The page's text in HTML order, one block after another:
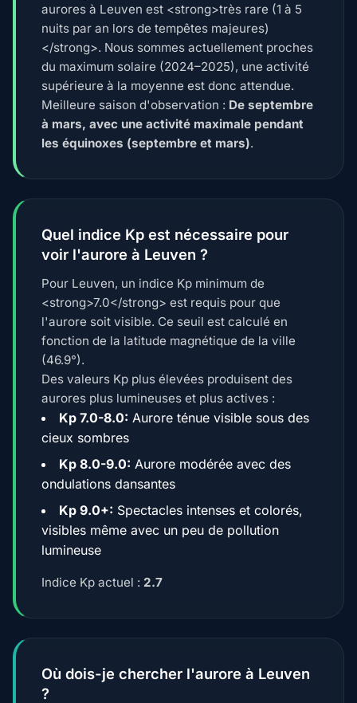
aurores à Leuven est <strong>très rare (1 à 5
nuits par an lors de tempêtes majeures)
</strong>. Nous sommes actuellement proches
du maximum solaire (2024–2025), une activité
supérieure à la moyenne est donc attendue.
Meilleure saison d'observation : De septembre
à mars, avec une activité maximale pendant
les équinoxes (septembre et mars).
Quel indice Kp est nécessaire pour
voir l'aurore à Leuven ?
Pour Leuven, un indice Kp minimum de
<strong>7.0</strong> est requis pour que
l'aurore soit visible. Ce seuil est calculé en
fonction de la latitude magnétique de la ville
(46.9°).
Des valeurs Kp plus élevées produisent des
aurores plus lumineuses et plus actives :
Kp 7.0-8.0: Aurore ténue visible sous des
cieux sombres
Kp 8.0-9.0: Aurore modérée avec des
ondulations dansantes
Kp 9.0+: Spectacles intenses et colorés,
visibles même avec un peu de pollution
lumineuse
Indice Kp actuel : 2.7
Où dois-je chercher l'aurore à Leuven
?